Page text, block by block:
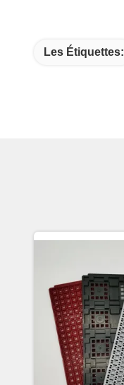
Les Étiquettes: